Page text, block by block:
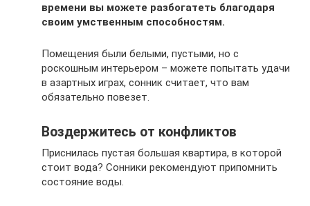
времени вы можете разбогатеть благодаря
своим умственным способностям.
Помещения были белыми, пустыми, но с
роскошным интерьером – можете попытать удачи
в азартных играх, сонник считает, что вам
обязательно повезет.
Воздержитесь от конфликтов
Приснилась пустая большая квартира, в которой
стоит вода? Сонники рекомендуют припомнить
состояние воды.